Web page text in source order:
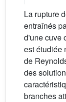
La rupture
entraînés
d'une cuve
est étudiée
de
des
branches